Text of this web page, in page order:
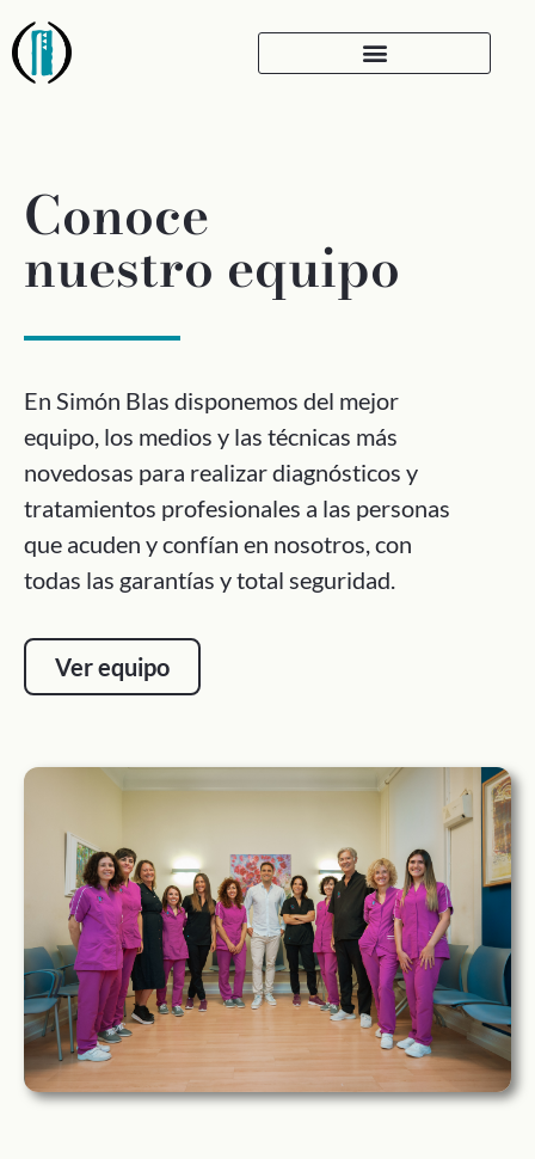
Conoce
nuestro equipo
En Simón Blas disponemos del mejor
equipo, los medios y las técnicas más
novedosas para realizar diagnósticos y
tratamientos profesionales a las personas
que acuden y confían en nosotros, con
todas las garantías y total seguridad.
Ver equipo